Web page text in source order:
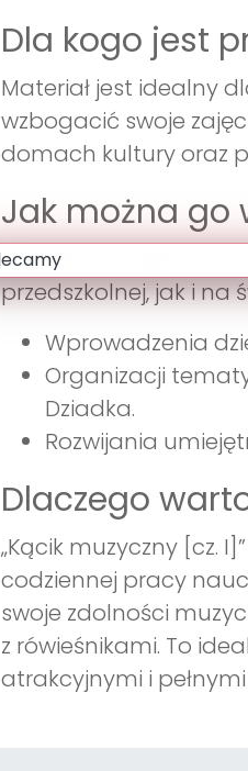
Dla kogo jest
Materiał jest idealny
wzbogacić swoje
domach kultury oraz
Jak można go
Scenariusz zajęć
przedszkolnej, jak i na
Wprowadzenia
Organizacji
Dziadka.
Rozwijania
Dlaczego
„Kącik muzyczny [cz.
codziennej pracy
swoje zdolności
z rówieśnikami. To
atrakcyjnymi i